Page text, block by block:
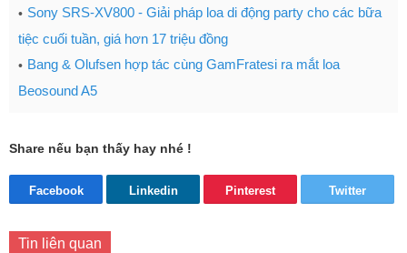
Sony SRS-XV800 - Giải pháp loa di động party cho các bữa
tiệc cuối tuần, giá hơn 17 triệu đồng
Bang & Olufsen hợp tác cùng GamFratesi ra mắt loa
Beosound A5
Share nếu bạn thấy hay nhé !
Facebook Linkedin Pinterest Twitter
Tin liên quan